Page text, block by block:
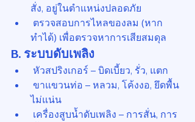
สั่ง, อยู่ในตำแหน่งปลอดภัย
ตรวจสอบการไหลของลม (หาก
ทำได้) เพื่อตรวจหาการเสียสมดุล
B. ระบบดับเพลิง
หัวสปริงเกอร์ – บิดเบี้ยว, รั่ว, แตก
ขาแขวนท่อ – หลวม, โค้งงอ, ยึดพื้น
ไม่แน่น
เครื่องสูบน้ำดับเพลิง – การสั่น, การ